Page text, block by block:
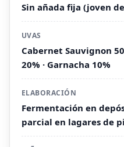
Sin añada fija (joven
UVAS
Cabernet Sauvignon
20% · Garnacha 10%
ELABORACIÓN
Fermentación en
parcial en lagares de